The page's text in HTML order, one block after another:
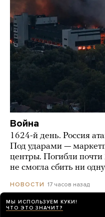
Война
1624-й день. Россия
Под ударами —
центры. Погибли
не смогла сбить ни
НОВОСТИ 17 часов назад
МЫ ИСПОЛЬЗУЕМ КУКИ!
ЧТО ЭТО ЗНАЧИТ?